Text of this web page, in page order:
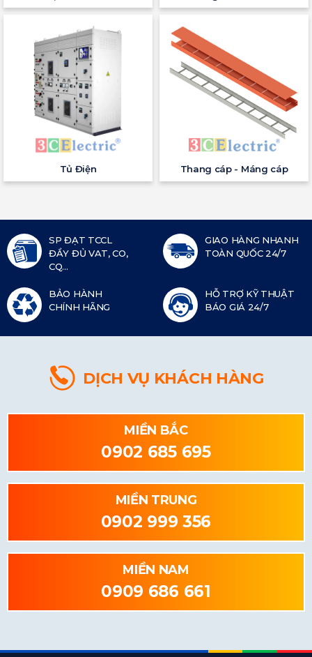
Tủ Điện Thang cáp - Máng cáp
SP ĐẠT TCCL
ĐẦY ĐỦ VAT, CO,
CQ...
GIAO HÀNG NHANH
TOÀN QUỐC 24/7
BẢO HÀNH
CHÍNH HÃNG
HỖ TRỢ KỸ THUẬT
BÁO GIÁ 24/7
DỊCH VỤ KHÁCH HÀNG
MIỀN BẮC
0902 685 695
MIỀN TRUNG
0902 999 356
MIỀN NAM
0909 686 661